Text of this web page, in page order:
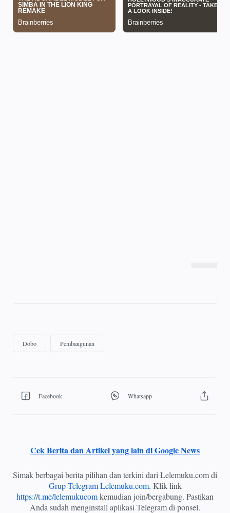
Cek Berita dan Artikel yang lain di Google News
Simak berbagai berita pilihan dan terkini dari Lelemuku.com di
Grup Telegram Lelemuku.com. Klik link
https://t.me/lelemukucomkemudian join/bergabung. Pastikan
Anda sudah menginstall aplikasi Telegram di ponsel.